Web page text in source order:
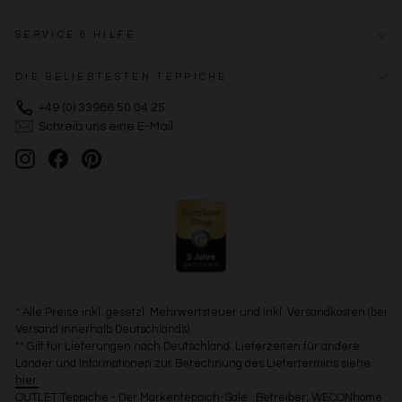
SERVICE & HILFE
DIE BELIEBTESTEN TEPPICHE
+49 (0) 33986 50 04 25
Schreib uns eine E-Mail
InstagramFacebookPinterest
* Alle Preise inkl. gesetzl. Mehrwertsteuer und inkl. Versandkosten (bei
Versand innerhalb Deutschlands).
** Gilt für Lieferungen nach Deutschland. Lieferzeiten für andere
Länder und Informationen zur Berechnung des Liefertermins siehe
hier.
OUTLET Teppiche - Der Markenteppich-Sale · Betreiber: WECONhome